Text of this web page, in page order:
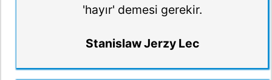
'hayır' demesi gerekir.
Stanislaw Jerzy Lec